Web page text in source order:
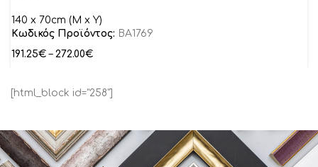
140 x 70cm (M x Y)
Κωδικός Προϊόντος: BA1769
191.25€ – 272.00€
[html_block id="258"]